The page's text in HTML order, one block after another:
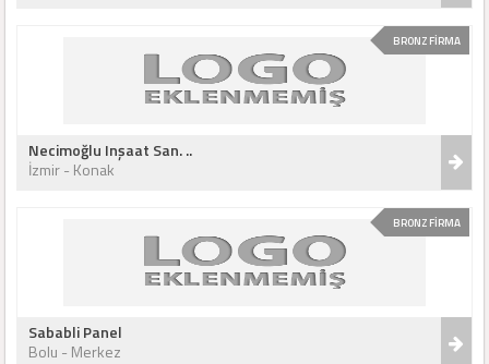
BRONZ FİRMA
Necimoğlu Inşaat San. ..
İzmir - Konak
BRONZ FİRMA
Sababli Panel
Bolu - Merkez